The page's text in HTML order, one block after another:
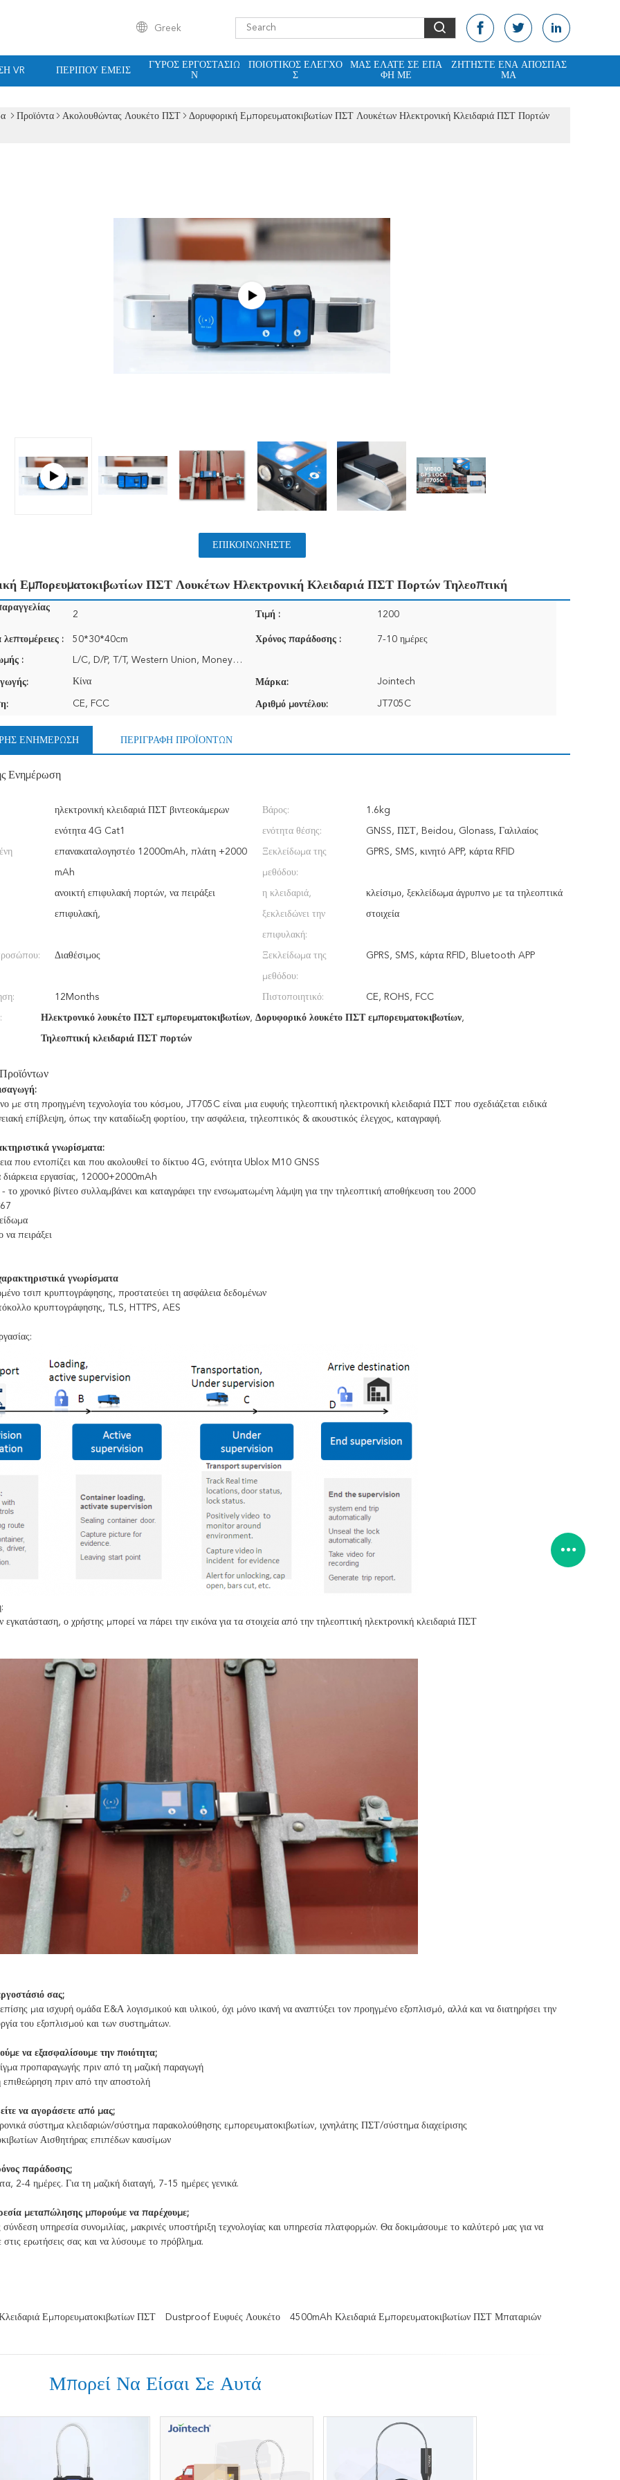
Greek
VR ΠΕΡΊΠΟΥ ΕΜΕΊΣ
ΓΎΡΟΣ ΕΡΓΟΣΤΑΣΊΩ
Ν
ΠΟΙΟΤΙΚΌΣ ΈΛΕΓΧΟ
Σ
ΜΑΣ ΕΛΆΤΕ ΣΕ ΕΠΑ
ΦΉ ΜΕ
ΖΗΤΉΣΤΕ ΈΝΑ ΑΠΌΣΠΑΣ
ΜΑ
Προϊόντα Ακολουθώντας Λουκέτο ΠΣΤ
Δορυφορική Εμπορευματοκιβωτίων ΠΣΤ Λουκέτων Ηλεκτρονική Κλειδαριά ΠΣΤ Πορτών
ΕΠΙΚΟΙΝΩΝΉΣΤΕ
Εμπορευματοκιβωτίων ΠΣΤ Λουκέτων Ηλεκτρονική Κλειδαριά ΠΣΤ Πορτών Τηλεοπτική
2 Τιμή : 1200
: 50*30*40cm Χρόνος παράδοσης : 7-10 ημέρες
: L/C, D/P, T/T, Western Union, MoneyGram
Κίνα Μάρκα: Jointech
CE, FCC Αριθμό μοντέλου: JT705C
ΕΝΗΜΈΡΩΣΗ ΠΕΡΙΓΡΑΦΉ ΠΡΟΪΌΝΤΩΝ
Ενημέρωση
ηλεκτρονική κλειδαριά ΠΣΤ βιντεοκάμερων Βάρος: 1.6kg
ενότητα 4G Cat1 ενότητα θέσης: GNSS, ΠΣΤ, Beidou, Glonass, Γαλιλαίος
επανακαταλογηστέο 12000mAh, πλάτη +2000
mAh
Ξεκλείδωμα της
μεθόδου:
GPRS, SMS, κινητό APP, κάρτα RFID
ανοικτή επιφυλακή πορτών, να πειράξει
επιφυλακή,
η κλειδαριά,
ξεκλειδώνει την
επιφυλακή:
κλείσιμο, ξεκλείδωμα άγρυπνο με τα τηλεοπτικά
στοιχεία
Διαθέσιμος Ξεκλείδωμα της
μεθόδου:
GPRS, SMS, κάρτα RFID, Bluetooth APP
12Months Πιστοποιητικό: CE, ROHS, FCC
Ηλεκτρονικό λουκέτο ΠΣΤ εμπορευματοκιβωτίων, Δορυφορικό λουκέτο ΠΣΤ εμπορευματοκιβωτίων,
Τηλεοπτική κλειδαριά ΠΣΤ πορτών
με στη προηγμένη τεχνολογία του κόσμου, JT705C είναι μια ευφυής τηλεοπτική ηλεκτρονική κλειδαριά ΠΣΤ που σχεδιάζεται ειδικά
επίβλεψη, όπως την καταδίωξη φορτίου, την ασφάλεια, τηλεοπτικός & ακουστικός έλεγχος, καταγραφή.
γνωρίσματα:
που εντοπίζει και που ακολουθεί το δίκτυο 4G, ενότητα Ublox M10 GNSS
διάρκεια εργασίας, 12000+2000mAh
το χρονικό βίντεο συλλαμβάνει και καταγράφει την ενσωματωμένη λάμψη για την τηλεοπτική αποθήκευση του 2000
πειράξει
γνωρίσματα
τσιπ κρυπτογράφησης, προστατεύει τη ασφάλεια δεδομένων
κρυπτογράφησης, TLS, HTTPS, AES
ο χρήστης μπορεί να πάρει την εικόνα για τα στοιχεία από την τηλεοπτική ηλεκτρονική κλειδαριά ΠΣΤ
σας;
μια ισχυρή ομάδα Ε&Α λογισμικού και υλικού, όχι μόνο ικανή να αναπτύξει τον προηγμένο εξοπλισμό, αλλά και να διατηρήσει την
του εξοπλισμού και των συστημάτων.
να εξασφαλίσουμε την ποιότητα;
προπαραγωγής πριν από τη μαζική παραγωγή
επιθεώρηση πριν από την αποστολή
να αγοράσετε από μας;
σύστημα κλειδαριών/σύστημα παρακολούθησης εμπορευματοκιβωτίων, ιχνηλάτης ΠΣΤ/σύστημα διαχείρισης
Αισθητήρας επιπέδων καυσίμων
παράδοσης;
2-4 ημέρες. Για τη μαζική διαταγή, 7-15 ημέρες γενικά.
μεταπώλησης μπορούμε να παρέχουμε;
σύνδεση υπηρεσία συνομιλίας, μακρινές υποστήριξη τεχνολογίας και υπηρεσία πλατφορμών. Θα δοκιμάσουμε το καλύτερό μας για να
ερωτήσεις σας και να λύσουμε το πρόβλημα.
Εμπορευματοκιβωτίων ΠΣΤ Dustproof Ευφυές Λουκέτο 4500mAh Κλειδαριά Εμπορευματοκιβωτίων ΠΣΤ Μπαταριών
Μπορεί Να Είσαι Σε Αυτά